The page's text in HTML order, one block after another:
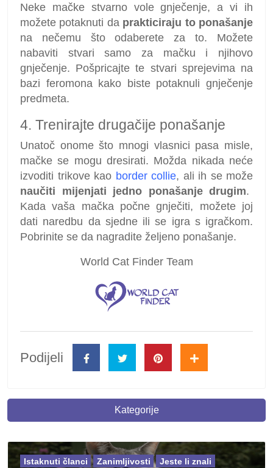
Neke mačke stvarno vole gnječenje, a vi ih
možete potaknuti da prakticiraju to ponašanje
na nečemu što odaberete za to. Možete
nabaviti stvari samo za mačku i njihovo
gnječenje. Pošpricajte te stvari sprejevima na
bazi feromona kako biste potaknuli gnječenje
predmeta.
4. Trenirajte drugačije ponašanje
Unatoč onome što mnogi vlasnici pasa misle,
mačke se mogu dresirati. Možda nikada neće
izvoditi trikove kao border collie, ali ih se može
naučiti mijenjati jedno ponašanje drugim.
Kada vaša mačka počne gnječiti, možete joj
dati naredbu da sjedne ili se igra s igračkom.
Pobrinite se da nagradite željeno ponašanje.
World Cat Finder Team
Podijeli
Kategorije
Istaknuti članci Zanimljivosti Jeste li znali